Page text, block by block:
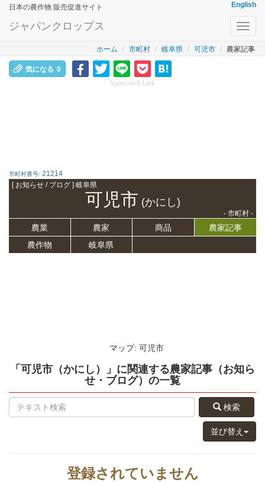
日本の農作物 販売促進サイト English
ジャパンクロップス
ホーム 市町村 岐阜県 可児市 農家記事
気になる 0
Sponsored Link
市町村番号: 21214
[ お知らせ / ブログ ] 岐阜県
可児市 (かにし)
- 市町村 -
農業 農家 商品
農家記事
農作物
岐阜県
マップ: 可児市
「可児市（かにし）」 に関連する農家記事（お知ら
せ・ブログ） の一覧
検索
並び替え
登録されていません